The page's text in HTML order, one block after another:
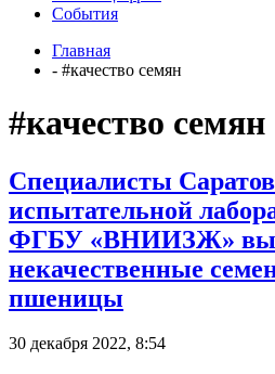
События
Главная
- #качество семян
#качество семян
Специалисты
испытательной
ФГБУ «ВНИИЗЖ»
некачественные
пшеницы
30 декабря 2022, 8:54